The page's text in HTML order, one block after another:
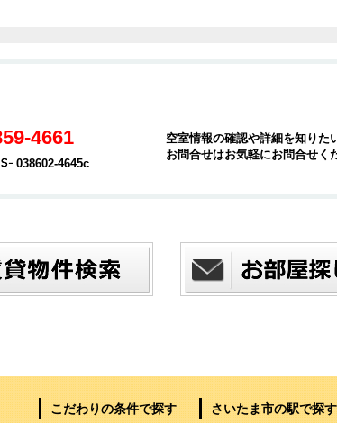
4661
038602-4645c
空室情報の確認や詳細を知りた
お問合せはお気軽にお問合せく
こだわりの条件で探す さいたま市の駅で探す